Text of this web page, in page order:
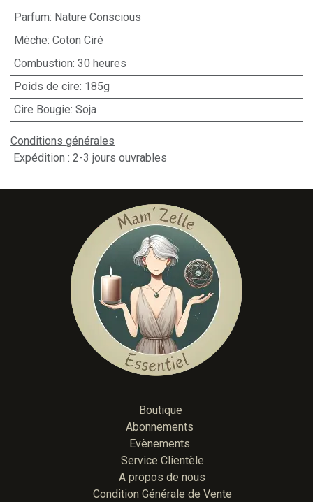
Parfum: Nature Conscious
Mèche: Coton Ciré
Combustion: 30 heures
Poids de cire: 185g
Cire Bougie: Soja
Conditions générales
Expédition : 2-3 jours ouvrables
Boutique
Abonnements
Evènements
Service Clientèle
A propos de nous
Condition Générale de Vente